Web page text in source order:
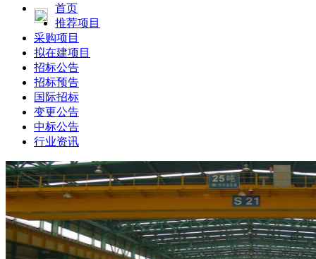
首页
推荐项目
采购项目
拟在建项目
招标公告
招标预告
国际招标
变更公告
中标公告
行业资讯